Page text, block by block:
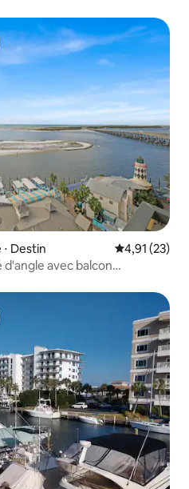
Destin Évaluation
4,91 (23)
d'angle avec balcon